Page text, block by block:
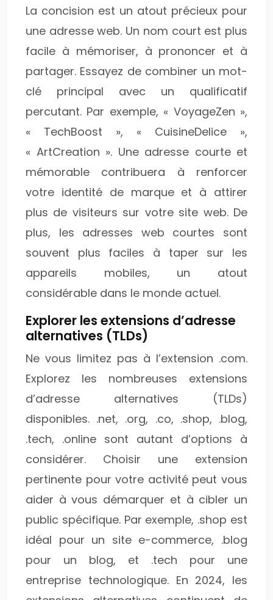
La concision est un atout précieux pour
une adresse web. Un nom court est plus
facile à mémoriser, à prononcer et à
partager. Essayez de combiner un mot-
clé principal avec un qualificatif
percutant. Par exemple, « VoyageZen »,
« TechBoost », « CuisineDelice »,
« ArtCreation ». Une adresse courte et
mémorable contribuera à renforcer
votre identité de marque et à attirer
plus de visiteurs sur votre site web. De
plus, les adresses web courtes sont
souvent plus faciles à taper sur les
appareils mobiles, un atout
considérable dans le monde actuel.
Explorer les extensions d’adresse
alternatives (TLDs)
Ne vous limitez pas à l’extension .com.
Explorez les nombreuses extensions
d’adresse alternatives (TLDs)
disponibles. .net, .org, .co, .shop, .blog,
.tech, .online sont autant d’options à
considérer. Choisir une extension
pertinente pour votre activité peut vous
aider à vous démarquer et à cibler un
public spécifique. Par exemple, .shop est
idéal pour un site e-commerce, .blog
pour un blog, et .tech pour une
entreprise technologique. En 2024, les